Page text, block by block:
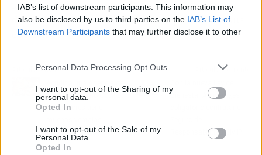
IAB’s list of downstream participants. This information may
also be disclosed by us to third parties on the IAB’s List of
Downstream Participants that may further disclose it to other
Personal Data Processing Opt Outs
I want to opt-out of the Sharing of my
personal data.
Opted In
I want to opt-out of the Sale of my
Personal Data.
Opted In
la exploración es parte de su misión continua
de elevar la experiencia del café para todos sus
clientes.
Artículo anterior
Marketing como Occiput
Consultores tiene
Artículo siguiente
Bienestar Animal, ¿es
Responsabilidad Civil?